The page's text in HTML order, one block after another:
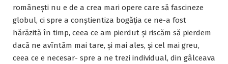
românești nu e de a crea mari opere care să fascineze
globul, ci spre a conștientiza bogăția ce ne-a fost
hărăzită în timp, ceea ce am pierdut și riscăm să pierdem
dacă ne avîntăm mai tare, și mai ales, și cel mai greu,
ceea ce e necesar- spre a ne trezi individual, din gâlceava